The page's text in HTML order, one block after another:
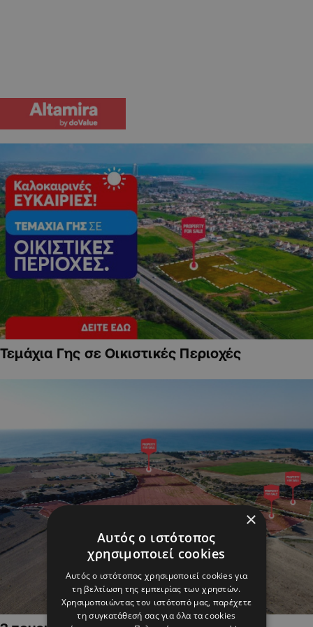
Τεμάχια Γης σε Οικιστικές Περιοχές
×
Αυτός ο ιστότοπος
χρησιμοποιεί cookies
Αυτός ο ιστότοπος χρησιμοποιεί cookies για
τη βελτίωση της εμπειρίας των χρηστών.
Χρησιμοποιώντας τον ιστότοπό μας, παρέχετε
τη συγκατάθεσή σας για όλα τα cookies